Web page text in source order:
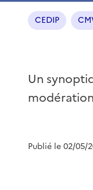
CEDIP
Un
Publié le 02/05/